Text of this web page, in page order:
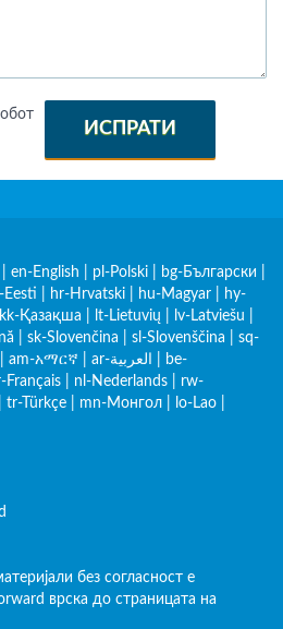
ИСПРАТИ
en-English pl-Polski bg-Български
Eesti hr-Hrvatski hu-Magyar
hy-
kk-Қазақша lt-Lietuvių lv-Latviešu
sk-Slovenčina sl-Slovenščina
sq-
am-አማርኛ ar-العربية
be-
Français nl-Nederlands
rw-
tr-Türkçe mn-Монгол lo-Lao
без согласност е
врска до страницата на